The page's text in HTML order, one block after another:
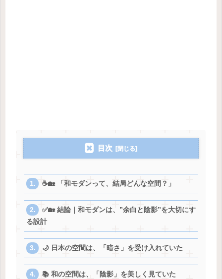
目次
☕️🏡 「和モダンって、結局どんな空間？」
✅🏡 結論｜和モダンは、”余白と陰影”を大切にす
る設計
🌙 日本の空間は、「暗さ」を受け入れていた
📚 和の空間は、「陰影」を美しく見ていた